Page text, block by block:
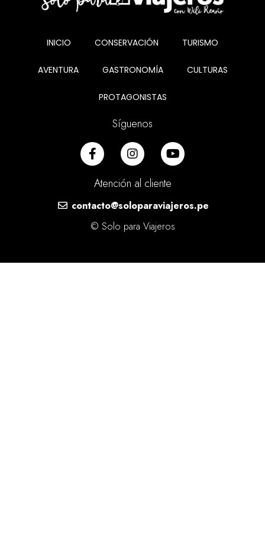
INICIO CONSERVACIÓN TURISMO
AVENTURA GASTRONOMÍA CULTURAS
PROTAGONISTAS
Síguenos
Atención al cliente
contacto@soloparaviajeros.pe
© Solo para Viajeros